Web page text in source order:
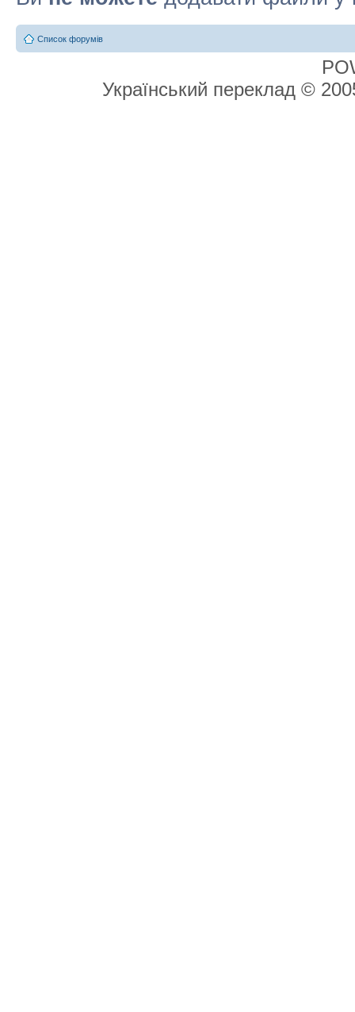
Список форумів
Український переклад ©